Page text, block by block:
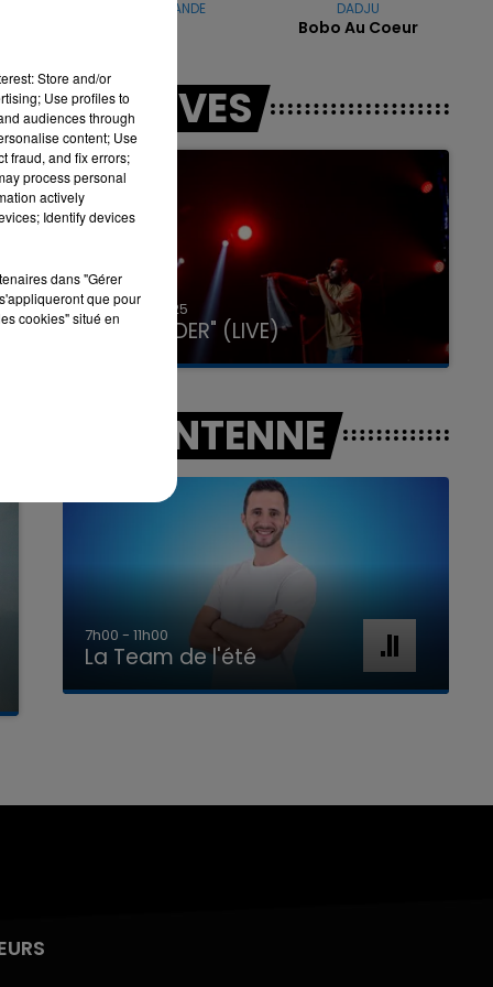
LA TEAM DE L'ÉTÉ
ARIANA GRANDE DADJU
Bobo Au Coeur
LES LIVES
31 janvier 2025
GIMS "SPIDER" (LIVE)
A L'ANTENNE
7h00 - 11h00
La Team de l'été
Store and/or
Use profiles to
audiences through
content; Use
fraud, and fix errors;
process personal
actively
Identify devices
dans "Gérer
que pour
cookies" situé en